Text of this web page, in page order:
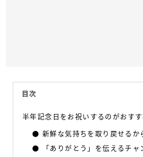
目次
半年記念日をお祝いするのがおす
新鮮な気持ちを取り戻せるか
「ありがとう」を伝えるチ